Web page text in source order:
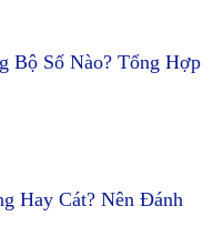
Bộ Số Nào? Tổng Hợp
Hay Cát? Nên Đánh